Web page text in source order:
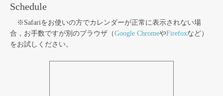
Schedule
※Safariをお使いの方でカレンダーが正常に表示されない場
合，お手数ですが別のブラウザ（Google ChromeやFirefoxなど）
をお試しください。